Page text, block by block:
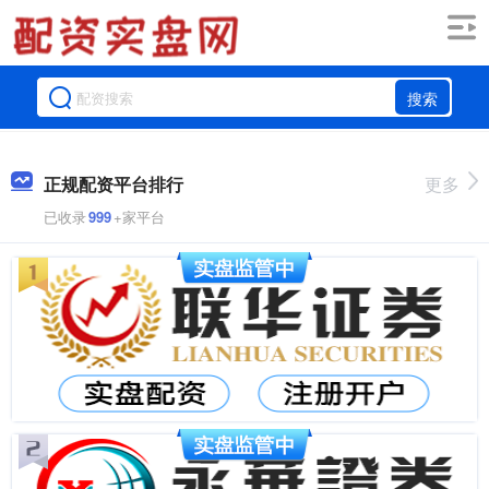
搜索
正规配资平台排行
已收录999+家平台
更多